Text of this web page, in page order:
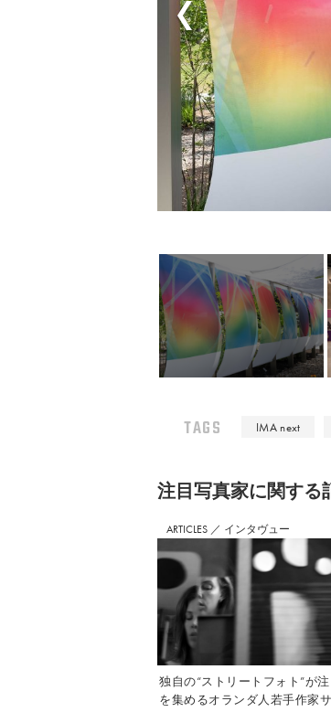
TAGS IMA next
注⽬写真家に関する
ARTICLES ／ インタヴュー
独自の“ストリートフォト”が注
を集めるオランダ人若手作家サ